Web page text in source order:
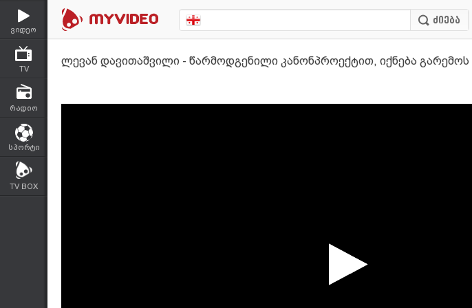
ვიდეო
TV
რადიო
სპორტი
TV BOX
ლევან დავითაშვილი - წარმოდგენილი კანონპროექტით, იქნება